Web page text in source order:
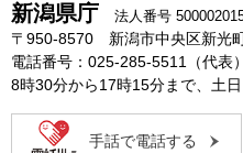
新潟県庁 法人番号
〒950-8570 新潟市中央区新光
電話番号：025-285-5511（代表）
8時30分から17時15分まで、土
手話で電話する